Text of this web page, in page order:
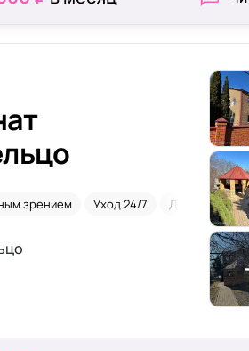
зрением Уход 24/7 Деменция